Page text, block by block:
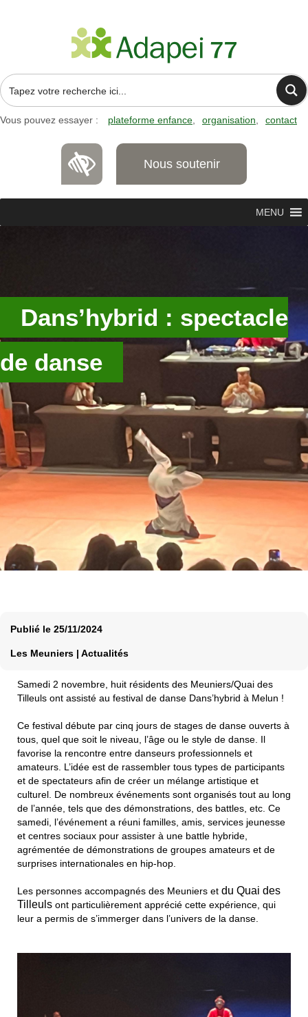
Vous pouvez essayer : plateforme enfance organisation contact
Nous soutenir
MENU
Dans’hybrid : spectacle
de danse
Publié le 25/11/2024
Les Meuniers | Actualités
Samedi 2 novembre, huit résidents des Meuniers/Quai des
Tilleuls ont assisté au festival de danse Dans’hybrid à Melun !
Ce festival débute par cinq jours de stages de danse ouverts à
tous, quel que soit le niveau, l’âge ou le style de danse. Il
favorise la rencontre entre danseurs professionnels et
amateurs. L’idée est de rassembler tous types de participants
et de spectateurs afin de créer un mélange artistique et
culturel. De nombreux événements sont organisés tout au long
de l’année, tels que des démonstrations, des battles, etc. Ce
samedi, l’événement a réuni familles, amis, services jeunesse
et centres sociaux pour assister à une battle hybride,
agrémentée de démonstrations de groupes amateurs et de
surprises internationales en hip-hop.
Les personnes accompagnés des Meuniers et du Quai des
Tilleuls ont particulièrement apprécié cette expérience, qui
leur a permis de s’immerger dans l’univers de la danse.